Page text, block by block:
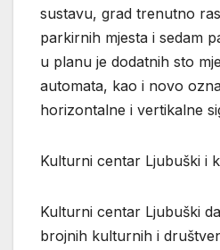
sustavu, grad trenutno
parkirnih mjesta i sedam
u planu je dodatnih sto
automata, kao i novo
horizontalne i vertikalne
Kulturni centar Ljubuški i
Kulturni centar Ljubuški
brojnih kulturnih i